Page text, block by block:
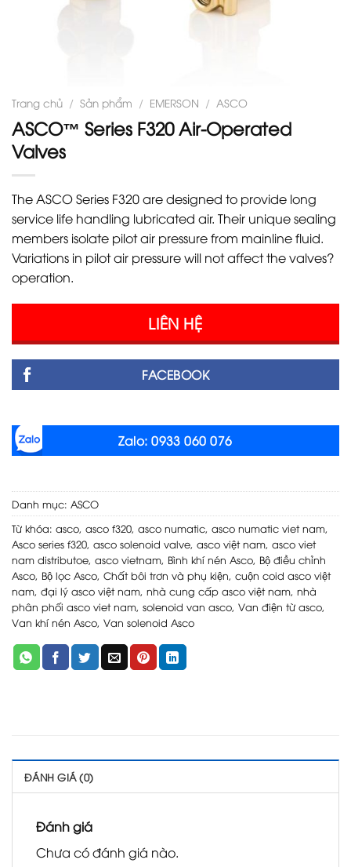
Trang chủ / Sản phẩm / EMERSON / ASCO
ASCO™ Series F320 Air-Operated
Valves
The ASCO Series F320 are designed to provide long
service life handling lubricated air. Their unique sealing
members isolate pilot air pressure from mainline fluid.
Variations in pilot air pressure will not affect the valves?
operation.
LIÊN HỆ
FACEBOOK
Zalo: 0933 060 076
Danh mục: ASCO
Từ khóa: asco, asco f320, asco numatic, asco numatic viet nam,
Asco series f320, asco solenoid valve, asco việt nam, asco viet
nam distributoe, asco vietnam, Bình khí nén Asco, Bộ điều chỉnh
Asco, Bộ lọc Asco, Chất bôi trơn và phụ kiện, cuộn coid asco việt
nam, đại lý asco việt nam, nhà cung cấp asco việt nam, nhà
phân phối asco viet nam, solenoid van asco, Van điện từ asco,
Van khí nén Asco, Van solenoid Asco
ĐÁNH GIÁ (0)
Đánh giá
Chưa có đánh giá nào.